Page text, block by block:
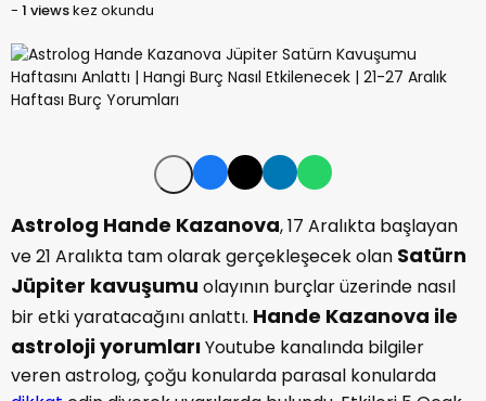
- 1 viewskez okundu
Astrolog Hande Kazanova, 17 Aralıkta başlayan
ve 21 Aralıkta tam olarak gerçekleşecek olan Satürn
Jüpiter kavuşumu olayının burçlar üzerinde nasıl
bir etki yaratacağını anlattı. Hande Kazanova ile
astroloji yorumlarıYoutube kanalında bilgiler
veren astrolog, çoğu konularda parasal konularda